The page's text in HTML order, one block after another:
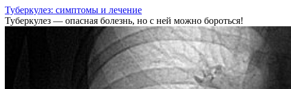
Туберкулез: симптомы и лечение
Туберкулез — опасная болезнь, но с ней можно бороться!